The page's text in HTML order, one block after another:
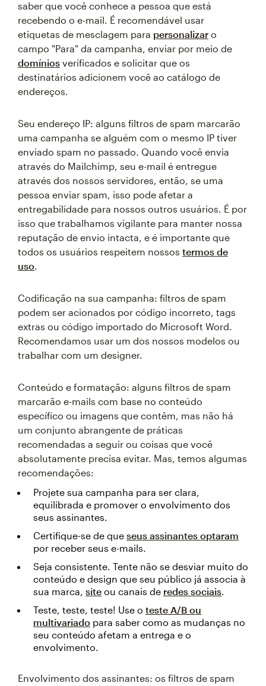
saber que você conhece a pessoa que está
recebendo o e-mail. É recomendável usar
etiquetas de mesclagem para personalizar o
campo "Para" da campanha, enviar por meio de
domínios verificados e solicitar que os
destinatários adicionem você ao catálogo de
endereços.
Seu endereço IP: alguns filtros de spam marcarão
uma campanha se alguém com o mesmo IP tiver
enviado spam no passado. Quando você envia
através do Mailchimp, seu e-mail é entregue
através dos nossos servidores, então, se uma
pessoa enviar spam, isso pode afetar a
entregabilidade para nossos outros usuários. É por
isso que trabalhamos vigilante para manter nossa
reputação de envio intacta, e é importante que
todos os usuários respeitem nossos termos de
uso.
Codificação na sua campanha: filtros de spam
podem ser acionados por código incorreto, tags
extras ou código importado do Microsoft Word.
Recomendamos usar um dos nossos modelos ou
trabalhar com um designer.
Conteúdo e formatação: alguns filtros de spam
marcarão e-mails com base no conteúdo
específico ou imagens que contêm, mas não há
um conjunto abrangente de práticas
recomendadas a seguir ou coisas que você
absolutamente precisa evitar. Mas, temos algumas
recomendações:
Projete sua campanha para ser clara,
equilibrada e promover o envolvimento dos
seus assinantes.
Certifique-se de que seus assinantes optaram
por receber seus e-mails.
Seja consistente. Tente não se desviar muito do
conteúdo e design que seu público já associa à
sua marca, site ou canais de redes sociais.
Teste, teste, teste! Use o teste A/B ou
multivariado para saber como as mudanças no
seu conteúdo afetam a entrega e o
envolvimento.
Envolvimento dos assinantes: os filtros de spam